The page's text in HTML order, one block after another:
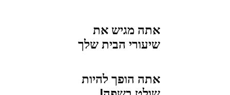
אתה מגיש את
שיעורי הבית שלך
אתה הופך להיות